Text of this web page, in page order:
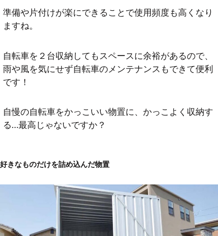
準備や片付けが楽にできることで使用頻度も高くなり
ますね。
自転車を２台収納してもスペースに余裕があるので、
雨や風を気にせず自転車のメンテナンスもできて便利
です！
自慢の自転車をかっこいい物置に、かっこよく収納す
る…最高じゃないですか？
好きなものだけを詰め込んだ物置